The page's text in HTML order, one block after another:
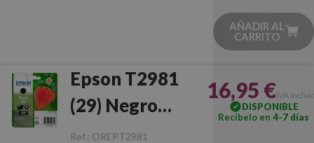
AÑADIR AL
CARRITO
Epson T2981
(29) Negro
Original
Ref.: OREPT2981
16,95 €IVA
DISPONIBLE
Recíbelo en 4-7 días